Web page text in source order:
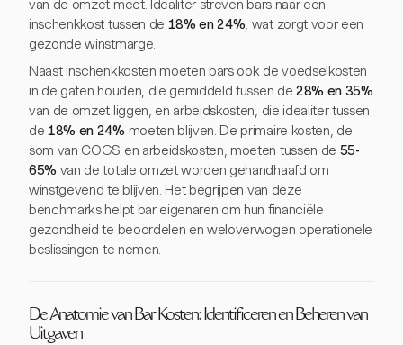
van de omzet meet. Idealiter streven bars naar een
inschenkkost tussen de 18% en 24%, wat zorgt voor een
gezonde winstmarge.
Naast inschenkkosten moeten bars ook de voedselkosten
in de gaten houden, die gemiddeld tussen de 28% en 35%
van de omzet liggen, en arbeidskosten, die idealiter tussen
de18% en 24% moeten blijven. De primaire kosten, de
som van COGS en arbeidskosten, moeten tussen de 55-
65% van de totale omzet worden gehandhaafd om
winstgevend te blijven. Het begrijpen van deze
benchmarks helpt bar eigenaren om hun financiële
gezondheid te beoordelen en weloverwogen operationele
beslissingen te nemen.
De Anatomie van Bar Kosten: Identificeren en Beheren van
Uitgaven